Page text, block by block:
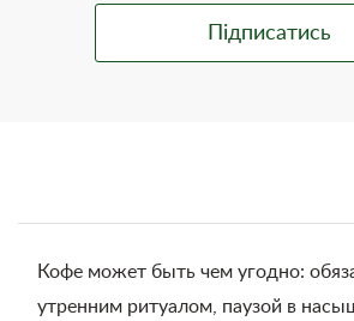
Кофе может быть чем угодно:
утренним ритуалом, паузой в